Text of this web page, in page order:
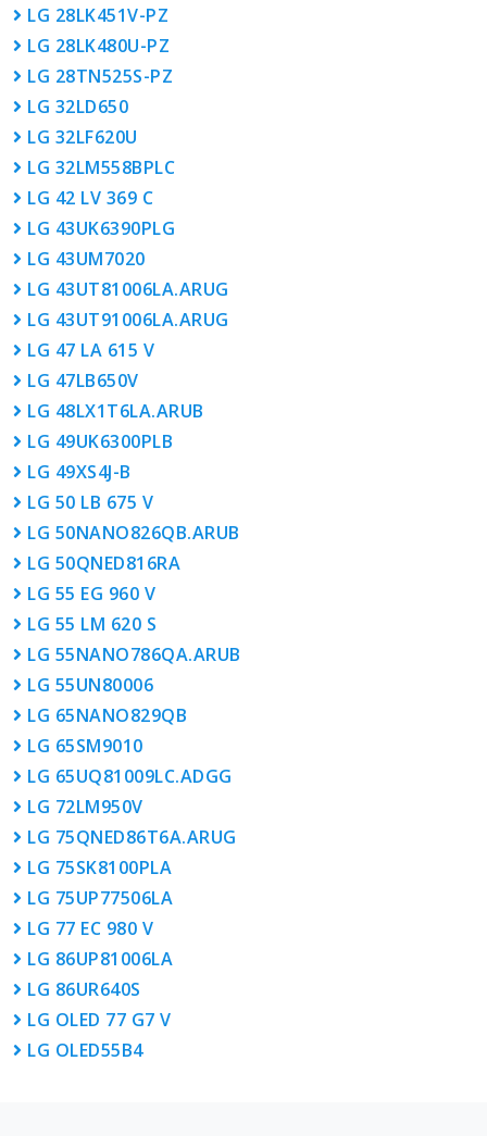
LG 28LK451V-PZ
LG 28LK480U-PZ
LG 28TN525S-PZ
LG 32LD650
LG 32LF620U
LG 32LM558BPLC
LG 42 LV 369 C
LG 43UK6390PLG
LG 43UM7020
LG 43UT81006LA.ARUG
LG 43UT91006LA.ARUG
LG 47 LA 615 V
LG 47LB650V
LG 48LX1T6LA.ARUB
LG 49UK6300PLB
LG 49XS4J-B
LG 50 LB 675 V
LG 50NANO826QB.ARUB
LG 50QNED816RA
LG 55 EG 960 V
LG 55 LM 620 S
LG 55NANO786QA.ARUB
LG 55UN80006
LG 65NANO829QB
LG 65SM9010
LG 65UQ81009LC.ADGG
LG 72LM950V
LG 75QNED86T6A.ARUG
LG 75SK8100PLA
LG 75UP77506LA
LG 77 EC 980 V
LG 86UP81006LA
LG 86UR640S
LG OLED 77 G7 V
LG OLED55B4